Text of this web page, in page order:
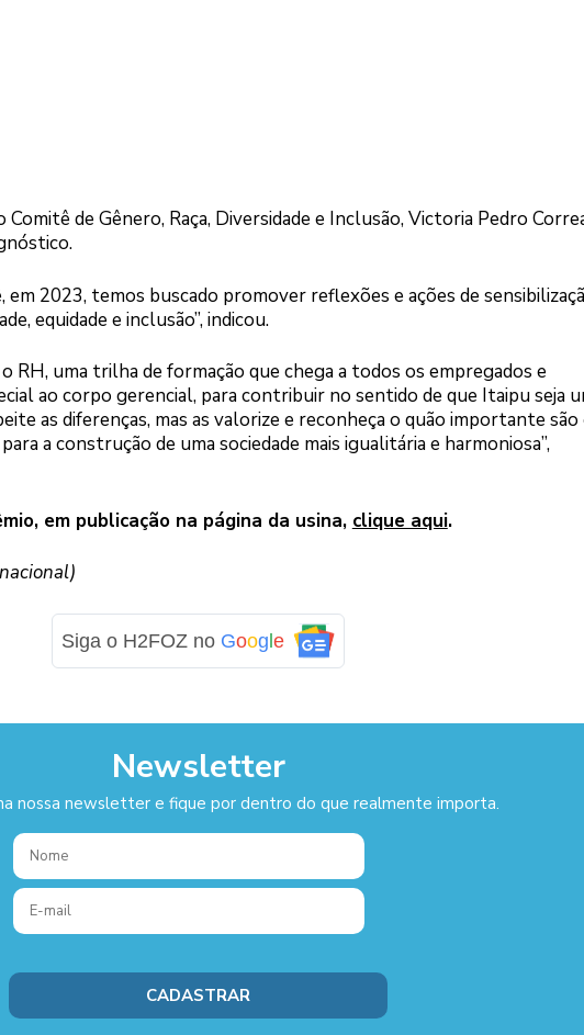
de Gênero, Raça, Diversidade e Inclusão, Victoria Pedro
em 2023, temos buscado promover reflexões e ações de
equidade e inclusão”, indicou.
RH, uma trilha de formação que chega a todos os empregados e
ao corpo gerencial, para contribuir no sentido de que Itaipu seja
as diferenças, mas as valorize e reconheça o quão importante são
a construção de uma sociedade mais igualitária e harmoniosa”,
em publicação na página da usina, clique aqui.
Siga o H2FOZ no Google
Newsletter
nossa newsletter e fique por dentro do que realmente importa.